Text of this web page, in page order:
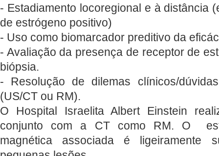
- Estadiamento locoregional e à distância
de estrógeno positivo)
- Uso como biomarcador preditivo da
- Avaliação da presença de receptor de
biópsia.
- Resolução de dilemas clínicos/
(US/CT ou RM).
O Hospital Israelita Albert Einstein
conjunto com a CT como RM. O
magnética associada é ligeiramente